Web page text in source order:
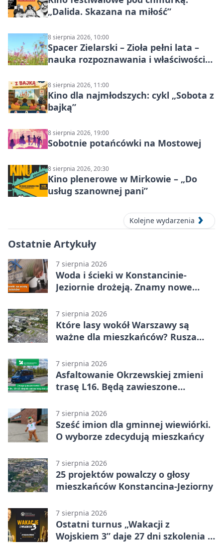
„Dalida. Skazana na miłość”
8 sierpnia 2026, 10:00
Spacer Zielarski – Zioła pełni lata –
nauka rozpoznawania i właściwości
8 sierpnia 2026, 11:00
Kino dla najmłodszych: cykl „Sobota z
bajką”
8 sierpnia 2026, 19:00
Sobotnie potańcówki na Mostowej
8 sierpnia 2026, 20:30
Kino plenerowe w Mirkowie – „Do
usług szanownej pani”
Kolejne wydarzenia
Ostatnie Artykuły
7 sierpnia 2026
Woda i ścieki w Konstancinie-
Jeziornie drożeją. Znamy nowe
7 sierpnia 2026
Które lasy wokół Warszawy są
ważne dla mieszkańców? Rusza
7 sierpnia 2026
Asfaltowanie Okrzewskiej zmieni
trasę L16. Będą zawieszone
7 sierpnia 2026
Sześć imion dla gminnej wiewiórki.
O wyborze zdecydują mieszkańcy
7 sierpnia 2026
25 projektów powalczy o głosy
mieszkańców Konstancina-Jeziorny
7 sierpnia 2026
Ostatni turnus „Wakacji z
Wojskiem 3” daje 27 dni szkolenia i